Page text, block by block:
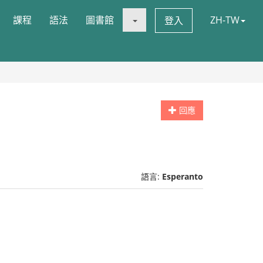
課程 語法 圖書館 登入 ZH-TW
回應
語言: Esperanto